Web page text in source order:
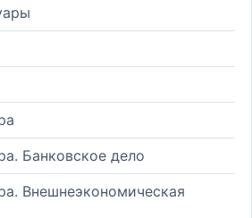
Банковское дело
Внешнеэкономическая